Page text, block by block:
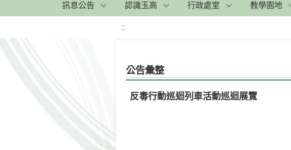
訊息公告 認識玉高 行政處室 教學園地
:::
公告彙整
反毒行動巡迴列車活動巡迴展覽